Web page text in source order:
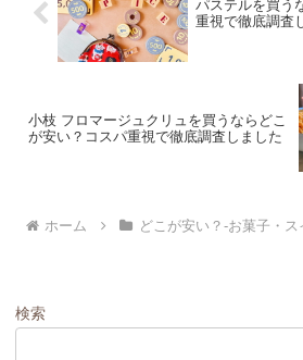
パステルを買う
重視で徹底調査
小枝 フロマージュクリュを買うならどこ
が安い？コスパ重視で徹底調査しました
ホーム どこが安い？-お菓子・ス
検索